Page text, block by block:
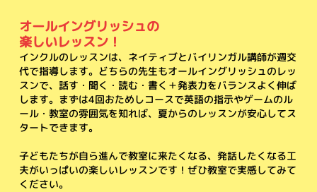
オールイングリッシュの
楽しいレッスン！
インクルのレッスンは、ネイティブとバイリンガル講師が週交
代で指導します。どちらの先生もオールイングリッシュのレッ
スンで、話す・聞く・読む・書く＋発表力をバランスよく伸ば
します。まずは4回おためしコースで英語の指示やゲームのル
ール・教室の雰囲気を知れば、夏からのレッスンが安心してス
タートできます。
子どもたちが自ら進んで教室に来たくなる、発話したくなる工
夫がいっぱいの楽しいレッスンです！ぜひ教室で実感してみて
ください。